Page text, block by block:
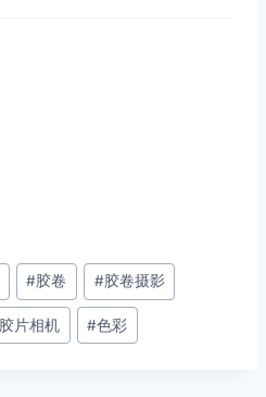
#胶卷 #胶卷摄影
胶片相机 #色彩